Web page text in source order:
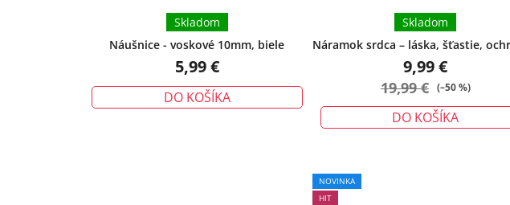
Náušnice - voskové 10mm, biele
Skladom
5,99 €
DO KOŠÍKA
Náramok srdca – láska, šťastie,
veľký
Skladom
9,99 €
19,99 € (–50 %)
DO KOŠÍKA
NOVINKA
HIT